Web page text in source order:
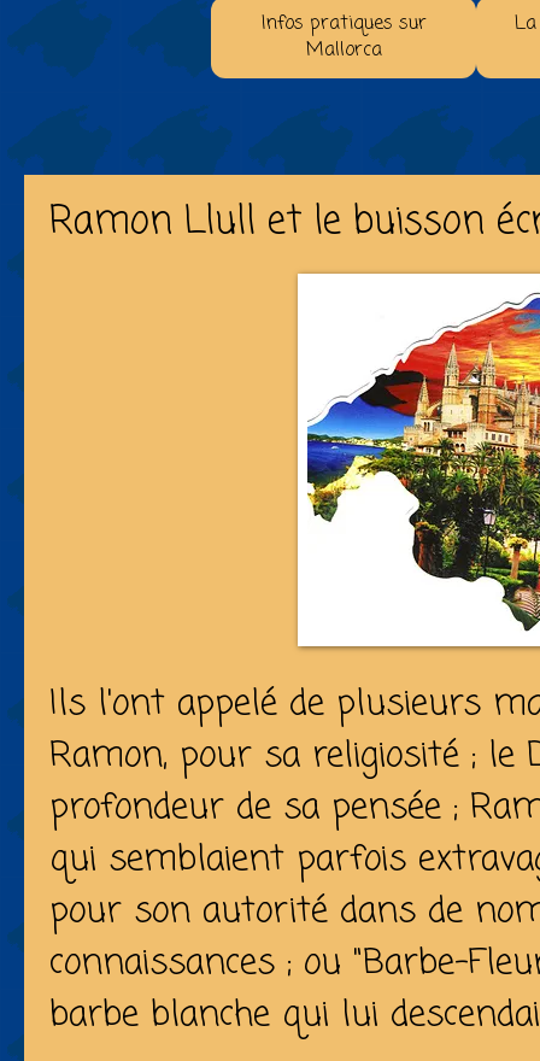
Infos pratiques sur
Mallorca
Ramon Llull et le buisson
Ils l'ont appelé de plusieurs
Ramon, pour sa religiosité ;
profondeur de sa pensée ;
qui semblaient parfois
pour son autorité dans de
connaissances ; ou "Barbe-
barbe blanche qui lui